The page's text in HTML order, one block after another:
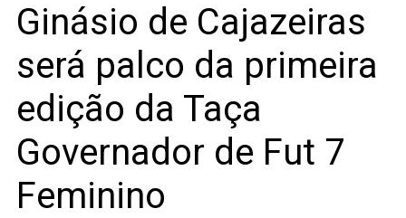
Ginásio de Cajazeiras
será palco da primeira
edição da Taça
Governador de Fut 7
Feminino